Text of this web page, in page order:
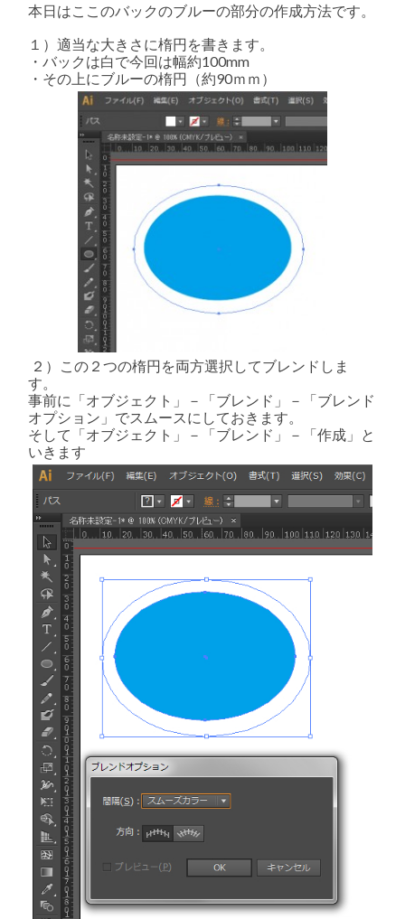
本日はここのバックのブルーの部分の作成方法です。
１）適当な大きさに楕円を書きます。
・バックは白で今回は幅約100mm
・その上にブルーの楕円（約90ｍｍ）
２）この２つの楕円を両方選択してブレンドしま
す。
事前に「オブジェクト」－「ブレンド」－「ブレンド
オプション」でスムースにしておきます。
そして「オブジェクト」－「ブレンド」－「作成」と
いきます